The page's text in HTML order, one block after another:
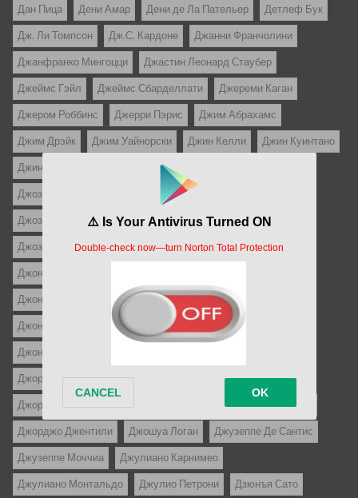
Дан Пица Дени Амар Дени де Ла Пательер Детлеф Бук
Дж. Ли Томпсон Дж.С. Кардоне Джанни Франчолини
Джанфранко Мингоцци Джастин Леонард Стаубер
Джеймс Гэйл Джеймс Сбарделлати Джереми Каган
Джером Роббинс Джерри Пэрис Джим Абрахамс
Джим Дрэйк Джим Уайнорски Джин Келли Джин Куинтано
Джин Сэкс Джо Данте
Джозеф Зито Джозеф Лео Манкевич
Джозеф МакГрат Джозеф Пивни Джозеф Энтони
Джозеф фон Штернберг Джон Байрам Джон Гиллермин
Джон Кассаветис
Джон Лэндис Джон Пэдди Кастэйрс Джон Рич
Джон Стёрджес Джон Уэйн Джон Форд
Джон Хьюстон
Джордж Кьюкор Джордж Поллок Джордж Пэл
Джордж Рой Хилл Джордж Стивенс Джорджио Феррара
Джорджо Джентили Джошуа Логан Джузеппе Де Сантис
Джузеппе Моччиа Джулиано Карнимео
Джулиано Монтальдо Джулио Петрони Дзюнъя Сато